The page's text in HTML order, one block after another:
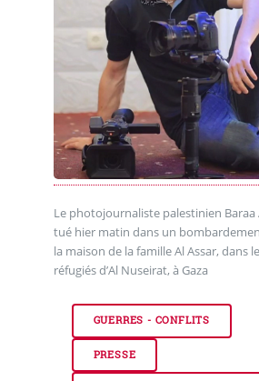
Le photojournaliste palestinien Baraa
tué hier matin dans un
la maison de la famille Al Assar, dans
réfugiés d’Al Nuseirat, à Gaza
GUERRES - CONFLITS
PRESSE